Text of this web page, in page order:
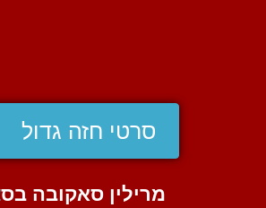
סרטי חזה גדול
מרילין סאקובה